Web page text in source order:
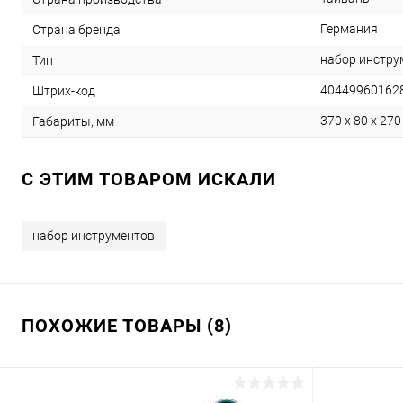
Страна бренда Германия
Тип набор
Штрих-код
Габариты, мм 370 x 80 x 270
C ЭТИМ ТОВАРОМ ИСКАЛИ
набор инструментов
ПОХОЖИЕ ТОВАРЫ (8)